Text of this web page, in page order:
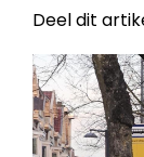
Deel dit